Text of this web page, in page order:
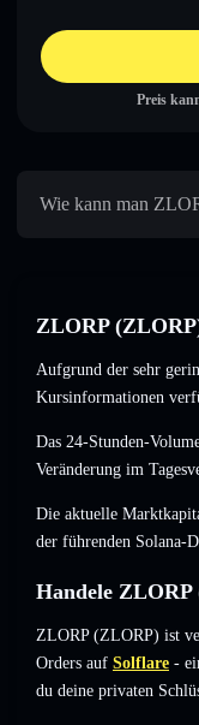
Preis
Wie kann man
ZLORP
Aufgrund der sehr
Kursinformationen
Das 24-Stunden-
Veränderung im
Die aktuelle
der führenden Solana-
Handele
ZLORP (ZLORP) ist
Orders auf Solflare -
du deine privaten